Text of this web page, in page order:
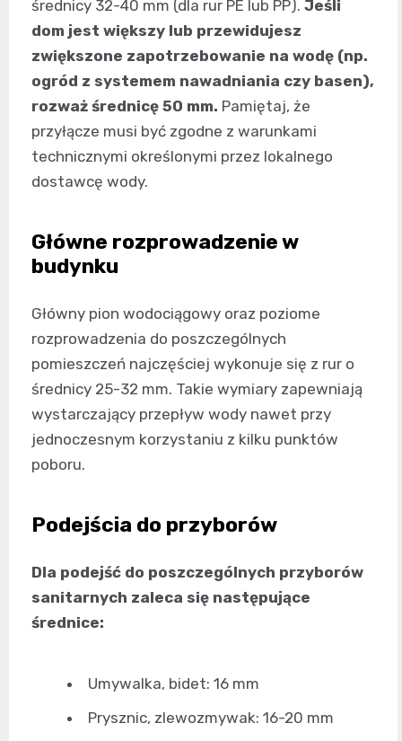
średnicy 32-40 mm (dla rur PE lub PP). Jeśli
dom jest większy lub przewidujesz
zwiększone zapotrzebowanie na wodę (np.
ogród z systemem nawadniania czy basen),
rozważ średnicę 50 mm. Pamiętaj, że
przyłącze musi być zgodne z warunkami
technicznymi określonymi przez lokalnego
dostawcę wody.
Główne rozprowadzenie w
budynku
Główny pion wodociągowy oraz poziome
rozprowadzenia do poszczególnych
pomieszczeń najczęściej wykonuje się z rur o
średnicy 25-32 mm. Takie wymiary zapewniają
wystarczający przepływ wody nawet przy
jednoczesnym korzystaniu z kilku punktów
poboru.
Podejścia do przyborów
Dla podejść do poszczególnych przyborów
sanitarnych zaleca się następujące
średnice:
Umywalka, bidet: 16 mm
Prysznic, zlewozmywak: 16-20 mm